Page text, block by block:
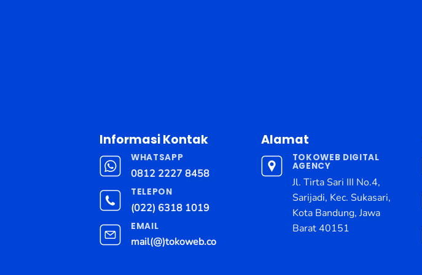
Informasi Kontak
WHATSAPP
0812 2227 8458
TELEPON
(022) 6318 1019
EMAIL
mail(@)tokoweb.co
Alamat
TOKOWEB DIGITAL
AGENCY
Jl. Tirta Sari III No.4,
Sarijadi, Kec. Sukasari,
Kota Bandung, Jawa
Barat 40151